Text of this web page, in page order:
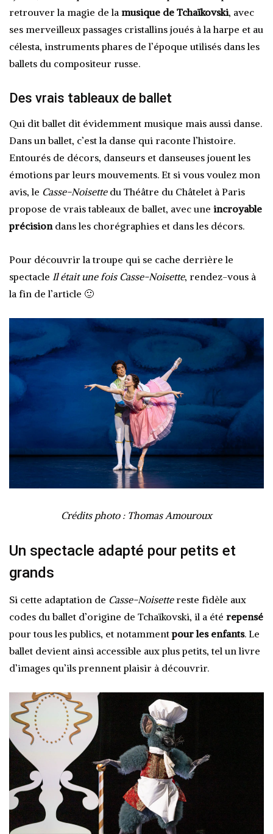
retrouver la magie de la musique de Tchaïkovski, avec
ses merveilleux passages cristallins joués à la harpe et au
célesta, instruments phares de l’époque utilisés dans les
ballets du compositeur russe.
Des vrais tableaux de ballet
Qui dit ballet dit évidemment musique mais aussi danse.
Dans un ballet, c’est la danse qui raconte l’histoire.
Entourés de décors, danseurs et danseuses jouent les
émotions par leurs mouvements. Et si vous voulez mon
avis, le Casse-Noisettedu Théâtre du Châtelet à Paris
propose de vrais tableaux de ballet, avec une incroyable
précisiondans les chorégraphies et dans les décors.
Pour découvrir la troupe qui se cache derrière le
spectacle Il était une fois Casse-Noisette, rendez-vous à
la fin de l’article 🙂
Crédits photo : Thomas Amouroux
Un spectacle adapté pour petits et
grands
Si cette adaptation de Casse-Noisettereste fidèle aux
codes du ballet d’origine de Tchaïkovski, il a été repensé
pour tous les publics, et notammentpour les enfants. Le
ballet devient ainsi accessible aux plus petits, tel un livre
d’images qu’ils prennent plaisir à découvrir.